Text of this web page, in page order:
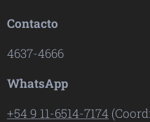
Contacto
4637-4666
WhatsApp
+54 9 11-6514-7174